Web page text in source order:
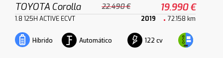
TOYOTA Corolla 22.490 € 19.990 €
1.8 125H ACTIVE ECVT 2019 72.158 km
Híbrido Automático 122 cv